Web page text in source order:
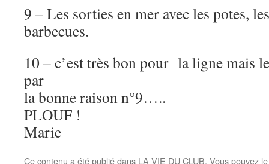
9 – Les sorties en mer avec les potes,
barbecues.
10 – c’est très bon pour la ligne mais
par
la bonne raison n°9…..
PLOUF !
Marie
Ce contenu a été publié dans LA VIE DU CLUB. Vous pouvez